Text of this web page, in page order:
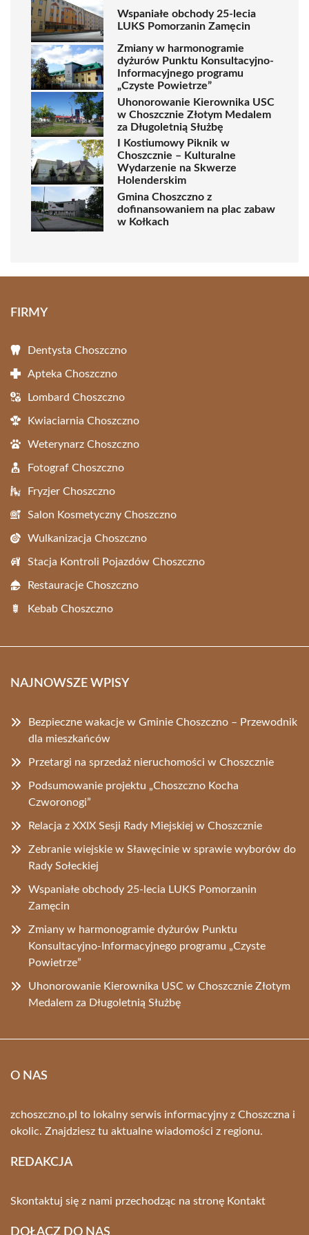
Wspaniałe obchody 25-lecia
LUKS Pomorzanin Zamęcin
Zmiany w harmonogramie
dyżurów Punktu Konsultacyjno-
Informacyjnego programu
„Czyste Powietrze”
Uhonorowanie Kierownika USC
w Choszcznie Złotym Medalem
za Długoletnią Służbę
I Kostiumowy Piknik w
Choszcznie – Kulturalne
Wydarzenie na Skwerze
Holenderskim
Gmina Choszczno z
dofinansowaniem na plac zabaw
w Kołkach
FIRMY
Dentysta Choszczno
Apteka Choszczno
Lombard Choszczno
Kwiaciarnia Choszczno
Weterynarz Choszczno
Fotograf Choszczno
Fryzjer Choszczno
Salon Kosmetyczny Choszczno
Wulkanizacja Choszczno
Stacja Kontroli Pojazdów Choszczno
Restauracje Choszczno
Kebab Choszczno
NAJNOWSZE WPISY
Bezpieczne wakacje w Gminie Choszczno – Przewodnik
dla mieszkańców
Przetargi na sprzedaż nieruchomości w Choszcznie
Podsumowanie projektu „Choszczno Kocha
Czworonogi”
Relacja z XXIX Sesji Rady Miejskiej w Choszcznie
Zebranie wiejskie w Sławęcinie w sprawie wyborów do
Rady Sołeckiej
Wspaniałe obchody 25-lecia LUKS Pomorzanin
Zamęcin
Zmiany w harmonogramie dyżurów Punktu
Konsultacyjno-Informacyjnego programu „Czyste
Powietrze”
Uhonorowanie Kierownika USC w Choszcznie Złotym
Medalem za Długoletnią Służbę
O NAS
zchoszczno.pl to lokalny serwis informacyjny z Choszczna i
okolic. Znajdziesz tu aktualne wiadomości z regionu.
REDAKCJA
Skontaktuj się z nami przechodząc na stronę Kontakt
DOŁĄCZ DO NAS